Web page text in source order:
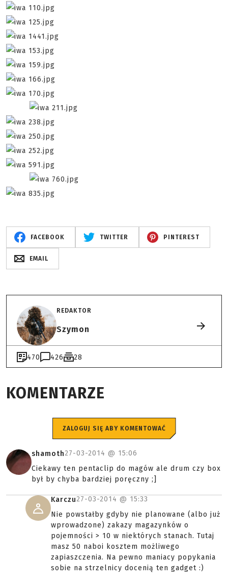
FACEBOOK TWITTER PINTEREST
EMAIL
REDAKTOR
Szymon
470 426 28
KOMENTARZE
ZALOGUJ SIĘ ABY KOMENTOWAĆ
shamoth27-03-2014 @ 15:06
Ciekawy ten pentaclip do magów ale drum czy box
był by chyba bardziej poręczny ;]
Karczu27-03-2014 @ 15:33
Nie powstałby gdyby nie planowane (albo już
wprowadzone) zakazy magazynków o
pojemności > 10 w niektórych stanach. Tutaj
masz 50 naboi kosztem możliwego
zapiaszczenia. Na pewno maniacy popykania
sobie na strzelnicy docenią ten gadget :)